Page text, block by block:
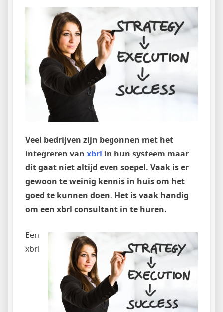
Veel bedrijven zijn begonnen met het
integreren van xbrl in hun systeem maar
dit gaat niet altijd even soepel. Vaak is er
gewoon te weinig kennis in huis om het
goed te kunnen doen. Het is vaak handig
om een xbrl consultant in te huren.
Een
xbrl